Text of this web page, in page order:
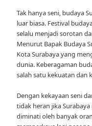
Tak hanya seni, budaya
luar biasa. Festival
selalu menjadi sorotan
Menurut Bapak Budaya
Kota Surabaya yang
dunia. Keberagaman
salah satu kekuatan dan
Dengan kekayaan seni
tidak heran jika
diminati oleh banyak